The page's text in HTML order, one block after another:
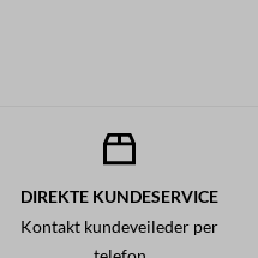
DIREKTE KUNDESERVICE
Kontakt kundeveileder per